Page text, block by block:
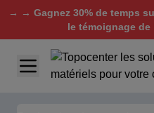
→ → Gagnez 30% de temps
le témoignage
Aller au contenu